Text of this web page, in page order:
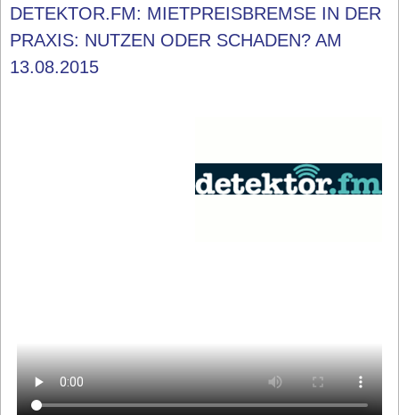
DETEKTOR.FM: MIETPREISBREMSE IN DER
PRAXIS: NUTZEN ODER SCHADEN? AM
13.08.2015